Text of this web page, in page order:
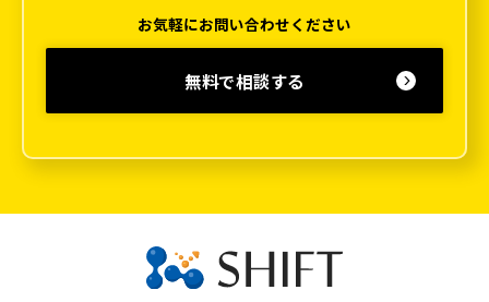
お気軽にお問い合わせください
無料で相談する